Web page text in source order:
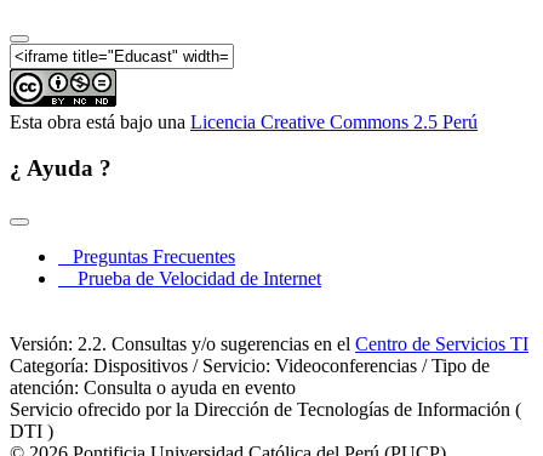
Esta obra está bajo una Licencia Creative Commons 2.5 Perú
¿ Ayuda ?
Preguntas Frecuentes
Prueba de Velocidad de Internet
Versión: 2.2. Consultas y/o sugerencias en el Centro de Servicios TI
Categoría: Dispositivos / Servicio: Videoconferencias / Tipo de
atención: Consulta o ayuda en evento
Servicio ofrecido por la Dirección de Tecnologías de Información (
DTI )